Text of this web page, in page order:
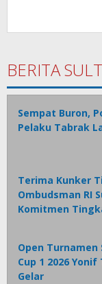
BERITA
Sempat Buron,
Pelaku Tabrak
Terima Kunker
Ombudsman RI
Komitmen
Open Turnamen
Cup 1 2026 Yonif
Gelar